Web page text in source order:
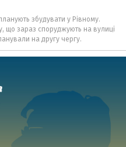
збудувати у Рівному.
що зараз споруджують на вулиці
на другу чергу.